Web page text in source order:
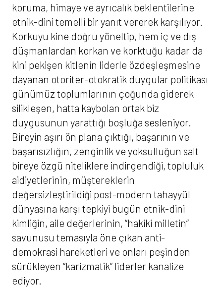
koruma, himaye ve ayrıcalık beklentilerine
etnik-dini temelli bir yanıt vererek karşılıyor.
Korkuyu kine doğru yöneltip, hem iç ve dış
düşmanlardan korkan ve korktuğu kadar da
kini pekişen kitlenin liderle özdeşleşmesine
dayanan otoriter-otokratik duygular politikası
günümüz toplumlarının çoğunda giderek
silikleşen, hatta kaybolan ortak biz
duygusunun yarattığı boşluğa sesleniyor.
Bireyin aşırı ön plana çıktığı, başarının ve
başarısızlığın, zenginlik ve yoksulluğun salt
bireye özgü niteliklere indirgendiği, topluluk
aidiyetlerinin, müştereklerin
değersizleştirildiği post-modern tahayyül
dünyasına karşı tepkiyi bugün etnik-dini
kimliğin, aile değerlerinin, “hakiki milletin”
savunusu temasıyla öne çıkan anti-
demokrasi hareketleri ve onları peşinden
sürükleyen “karizmatik” liderler kanalize
ediyor.